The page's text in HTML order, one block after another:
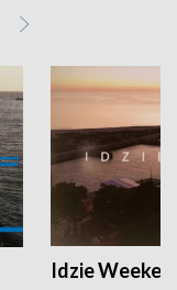
Idzie